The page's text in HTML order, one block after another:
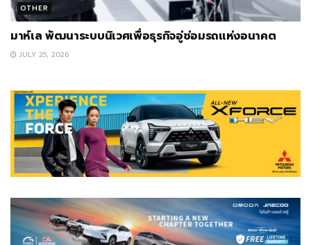
OTHER
มาห์เล พัฒนาระบบนิเวศเพื่อธุรกิจอู่ซ่อมรถแห่งอนาคต
JULY 25, 2026